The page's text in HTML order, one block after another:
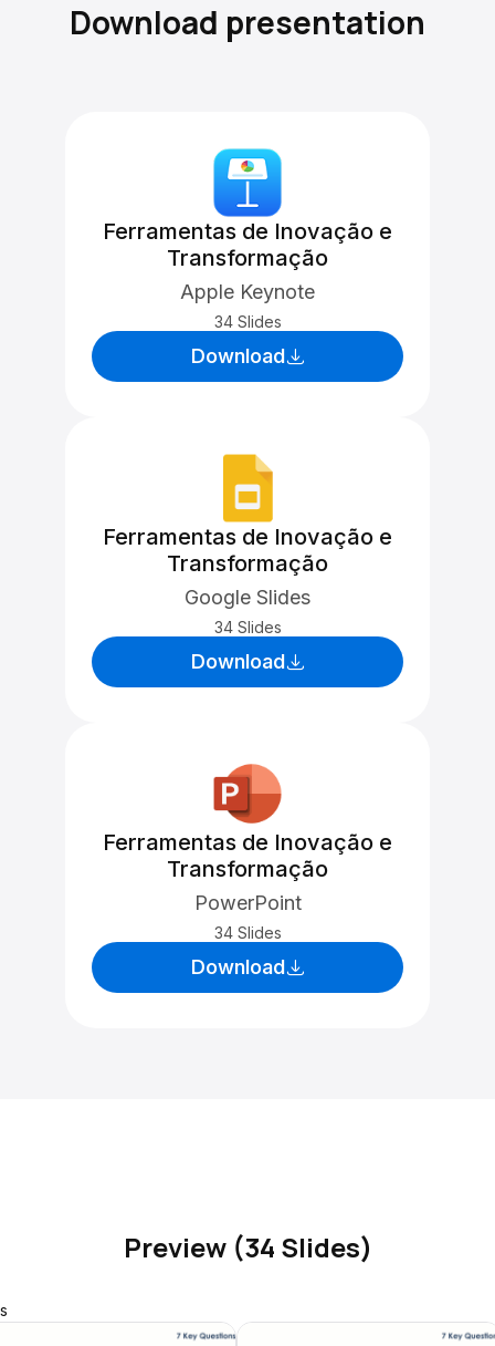
Download presentation
Ferramentas de Inovação e
Transformação
Apple Keynote
34 Slides
Download
Ferramentas de Inovação e
Transformação
Google Slides
34 Slides
Download
Ferramentas de Inovação e
Transformação
PowerPoint
34 Slides
Download
Preview (34 Slides)
s